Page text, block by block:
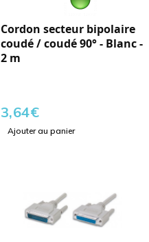
Cordon secteur bipolaire
coudé / coudé 90° - Blanc -
2 m
3,64€
Ajouter au panier